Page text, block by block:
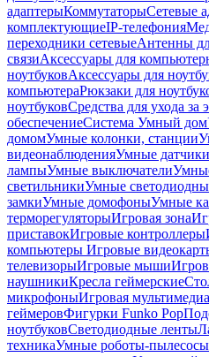
адаптерыКоммутаторыСетевые
комплектующиеIP-телефония
переходники сетевыеАнтенны
связиАксессуары для
ноутбуковАксессуары для
компьютераРюкзаки для
ноутбуковСредства для ухода за
обеспечениеСистема Умный дом
домомУмные колонки, станции
видеонаблюденияУмные
лампыУмные выключатели
светильникиУмные
замкиУмные домофоныУмные
терморегуляторыИгровая зона
приставокИгровые контроллеры
компьютеры Игровые
телевизорыИгровые мыши
наушникиКресла геймерские
микрофоныИгровая
геймеровФигурки Funko Pop
ноутбуковСветодиодные ленты
техникаУмные роботы-пылесосы